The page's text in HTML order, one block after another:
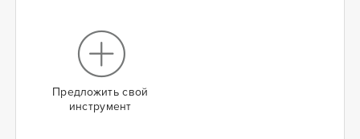
Предложить свой
инструмент